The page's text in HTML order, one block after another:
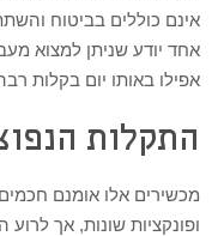
אינם כוללים בביטוח
אחד יודע שניתן למצוא
אפילו באותו יום בקלות
התקלות
מכשירים אלו אומנם
ופונקציות שונות, אך